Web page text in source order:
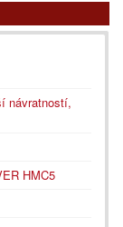
návratností,
HMC5